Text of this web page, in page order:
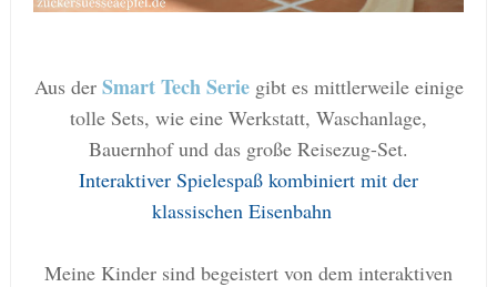
Aus der Smart Tech Seriegibt es mittlerweile einige
tolle Sets, wie eine Werkstatt, Waschanlage,
Bauernhof und das große Reisezug-Set.
Interaktiver Spielespaß kombiniert mit der
klassischen Eisenbahn
Meine Kinder sind begeistert von dem interaktiven